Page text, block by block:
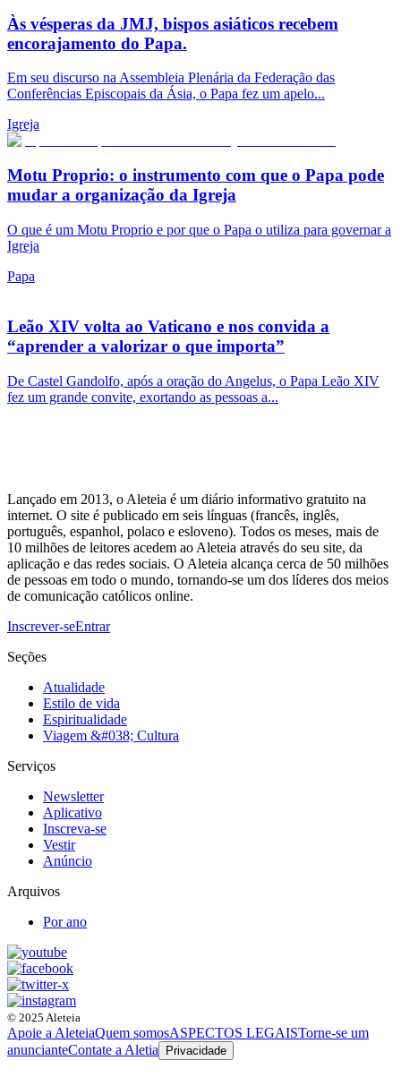
Às vésperas da JMJ, bispos asiáticos recebem
encorajamento do Papa.
Em seu discurso na Assembleia Plenária da Federação das
Conferências Episcopais da Ásia, o Papa fez um apelo...
Igreja
Motu Proprio: o instrumento com que o Papa pode
mudar a organização da Igreja
O que é um Motu Proprio e por que o Papa o utiliza para governar a
Igreja
Papa
Leão XIV volta ao Vaticano e nos convida a
“aprender a valorizar o que importa”
De Castel Gandolfo, após a oração do Angelus, o Papa Leão XIV
fez um grande convite, exortando as pessoas a...
Lançado em 2013, o Aleteia é um diário informativo gratuito na
internet. O site é publicado em seis línguas (francês, inglês,
português, espanhol, polaco e esloveno). Todos os meses, mais de
10 milhões de leitores acedem ao Aleteia através do seu site, da
aplicação e das redes sociais. O Aleteia alcança cerca de 50 milhões
de pessoas em todo o mundo, tornando-se um dos líderes dos meios
de comunicação católicos online.
Inscrever-seEntrar
Seções
Atualidade
Estilo de vida
Espiritualidade
Viagem &#038; Cultura
Serviços
Newsletter
Aplicativo
Inscreva-se
Vestir
Anúncio
Arquivos
Por ano
© 2025 Aleteia
Apoie a AleteiaQuem somosASPECTOS LEGAISTorne-se um
anuncianteContate a Aletia Privacidade